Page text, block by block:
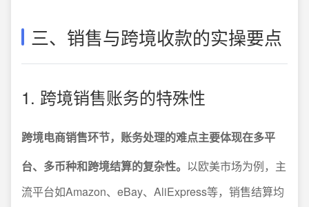
三、销售与跨境收款的实操要点
1. 跨境销售账务的特殊性
跨境电商销售环节，账务处理的难点主要体现在多平
台、多币种和跨境结算的复杂性。 以欧美市场为例，主
流平台如Amazon、eBay、AliExpress等，销售结算均